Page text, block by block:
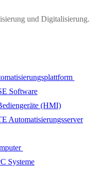
und Digitalisierung.
Software
(HMI)
Automatisierungsserver
Systeme